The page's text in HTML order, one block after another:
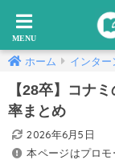
ホーム インター
【28卒】コナ
率まとめ
2026年6月5日
本ページはプロ